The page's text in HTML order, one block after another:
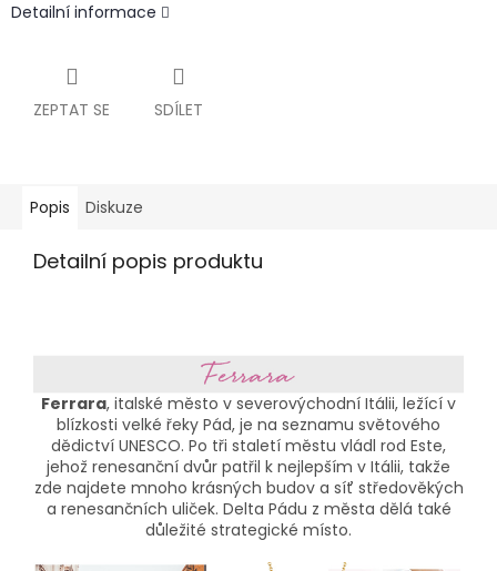
Detailní informace
ZEPTAT SE SDÍLET
Popis Diskuze
Detailní popis produktu
Ferrara, italské město v severovýchodní Itálii, ležící v
blízkosti velké řeky Pád, je na seznamu světového
dědictví UNESCO. Po tři staletí městu vládl rod Este,
jehož renesanční dvůr patřil k nejlepším v Itálii, takže
zde najdete mnoho krásných budov a síť středověkých
a renesančních uliček. Delta Pádu z města dělá také
důležité strategické místo.